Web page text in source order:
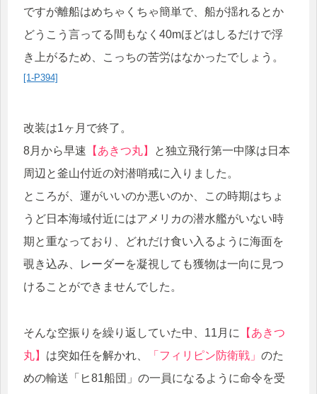
ですが離船はめちゃくちゃ簡単で、船が揺れるとか
どうこう言ってる間もなく40mほどはしるだけで浮
き上がるため、こっちの苦労はなかったでしょう。
[1-P394]
改装は1ヶ月で終了。
8月から早速 【あきつ丸】
と独立飛行第一中隊は日本
周辺と釜山付近の対潜哨戒に入りました。
ところが、運がいいのか悪いのか、この時期はちょ
うど日本海域付近にはアメリカの潜水艦がいない時
期と重なっており、どれだけ食い入るように海面を
覗き込み、レーダーを凝視しても獲物は一向に見つ
けることができませんでした。
そんな空振りを繰り返していた中、11月に
【あきつ
丸】 は突如任を解かれ、 「フィリピン防衛戦」 のた
めの輸送「ヒ81船団」の一員になるように命令を受